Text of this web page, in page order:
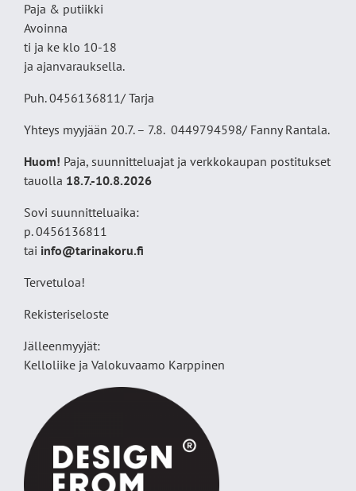
Paja & putiikki
Avoinna
ti ja ke klo 10-18
ja ajanvarauksella.
Puh. 0456136811/ Tarja
Yhteys myyjään 20.7. – 7.8. 0449794598/ Fanny Rantala.
Huom! Paja, suunnitteluajat ja verkkokaupan postitukset
tauolla 18.7.-10.8.2026
Sovi suunnitteluaika:
p. 0456136811
tai info@tarinakoru.fi
Tervetuloa!
Rekisteriseloste
Jälleenmyyjät:
Kelloliike ja Valokuvaamo Karppinen